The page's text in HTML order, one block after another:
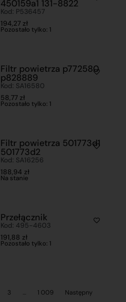
450159a1 131-8822
Kod: P536457
194,27 zł
Pozostało tylko: 1
Filtr powietrza p772580
p828889
Kod: SA16580
58,77 zł
Pozostało tylko: 1
Filtr powietrza 501773d1
501773d2
Kod: SA16256
188,94 zł
Na stanie
Przełącznik
Kod: 495-4603
191,88 zł
Pozostało tylko: 1
3 … 1 009 Następny